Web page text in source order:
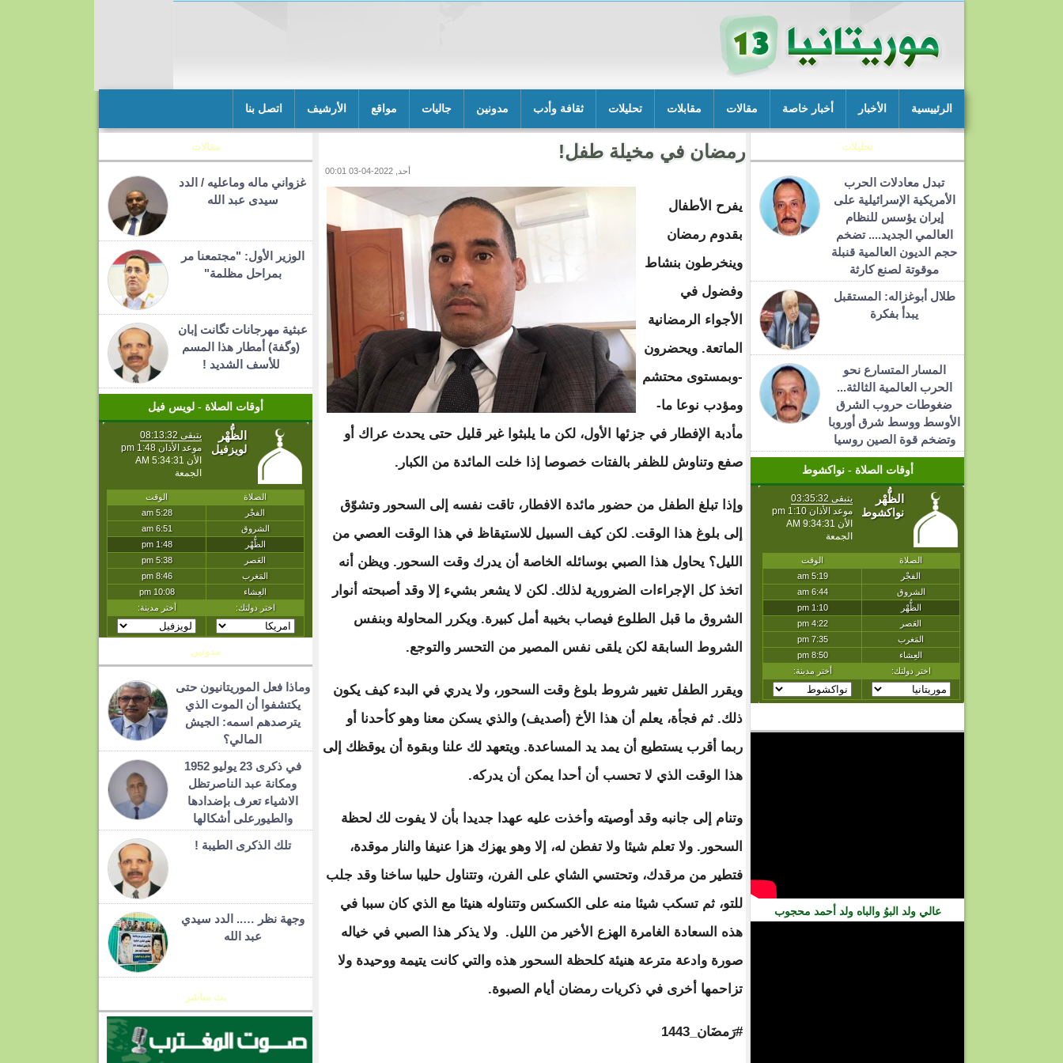
الرئييسية الأخبار أخبار خاصة مقالات مقابلات تحليلات ثقافة وأدب مدونين جاليات مواقع الأرشيف اتصل بنا
تحليلات
تبدل معادلات الحرب
الأمريكية الإسرائيلية على
إيران يؤسس للنظام
العالمي الجديد.... تضخم
حجم الديون العالمية قنبلة
موقوتة لصنع كارثة
طلال أبوغزاله: المستقبل
يبدأ بفكرة
المسار المتسارع نحو
الحرب العالمية الثالثة...
ضغوطات حروب الشرق
الأوسط ووسط شرق أوروبا
وتضخم قوة الصين روسيا
أوقات الصلاة - نواكشوط
عالي ولد البوُ والباه ولد أحمد محجوب
رمضان في مخيلة طفل!
أحد, 2022-04-03 00:01
يفرح الأطفال
بقدوم رمضان
وينخرطون بنشاط
وفضول في
الأجواء الرمضانية
الماتعة. ويحضرون
-وبمستوى محتشم
ومؤدب نوعا ما-
مأدبة الإفطار في جزئها الأول، لكن ما يلبثوا غير قليل حتى يحدث عراك أو
صفع وتناوش للظفر بالفتات خصوصا إذا خلت المائدة من الكبار.
وإذا تبلغ الطفل من حضور مائدة الافطار، تاقت نفسه إلى السحور وتشوّق
إلى بلوغ هذا الوقت. لكن كيف السبيل للاستيقاظ في هذا الوقت العصي من
الليل؟ يحاول هذا الصبي بوسائله الخاصة أن يدرك وقت السحور. ويظن أنه
اتخذ كل الإجراءات الضرورية لذلك. لكن لا يشعر بشيء إلا وقد أصبحته أنوار
الشروق ما قبل الطلوع فيصاب بخيبة أمل كبيرة. ويكرر المحاولة وبنفس
الشروط السابقة لكن يلقى نفس المصير من التحسر والتوجع.
ويقرر الطفل تغيير شروط بلوغ وقت السحور، ولا يدري في البدء كيف يكون
ذلك. ثم فجأة، يعلم أن هذا الأخ (أصديف) والذي يسكن معنا وهو كأحدنا أو
ربما أقرب يستطيع أن يمد يد المساعدة. ويتعهد لك علنا وبقوة أن يوقظك إلى
هذا الوقت الذي لا تحسب أن أحدا يمكن أن يدركه.
وتنام إلى جانبه وقد أوصيته وأخذت عليه عهدا جديدا بأن لا يفوت لك لحظة
السحور. ولا تعلم شيئا ولا تفطن له، إلا وهو يهزك هزا عنيفا والنار موقدة،
فتطير من مرقدك، وتحتسي الشاي على الفرن، وتتناول حليبا ساخنا وقد جلب
للتو، ثم تسكب شيئا منه على الكسكس وتتناوله هنيئا مع الذي كان سببا في
هذه السعادة الغامرة الهزع الأخير من الليل. ولا يذكر هذا الصبي في خياله
صورة وادعة مترعة هنيئة كلحظة السحور هذه والتي كانت يتيمة ووحيدة ولا
تزاحمها أخرى في ذكريات رمضان أيام الصبوة.
#رَمضَان_1443
مقالات
غزواني ماله وماعليه / الدد
سيدى عبد الله
الوزير الأول: "مجتمعنا مر
بمراحل مظلمة"
عبثية مهرجانات تگانت إبان
(وگفة) أمطار هذا المسم
للأسف الشديد !
أوقات الصلاة - لويس فيل
مدونين
وماذا فعل الموريتانيون حتى
يكتشفوا أن الموت الذي
يترصدهم اسمه: الجيش
المالي؟
في ذكرى 23 يوليو 1952
ومكانة عبد الناصرتظل
الاشياء تعرف بإضدادها
والطيورعلى أشكالها
تلك الذكرى الطيبة !
وجهة نظر ….. الدد سيدي
عبد الله
بث مباشر